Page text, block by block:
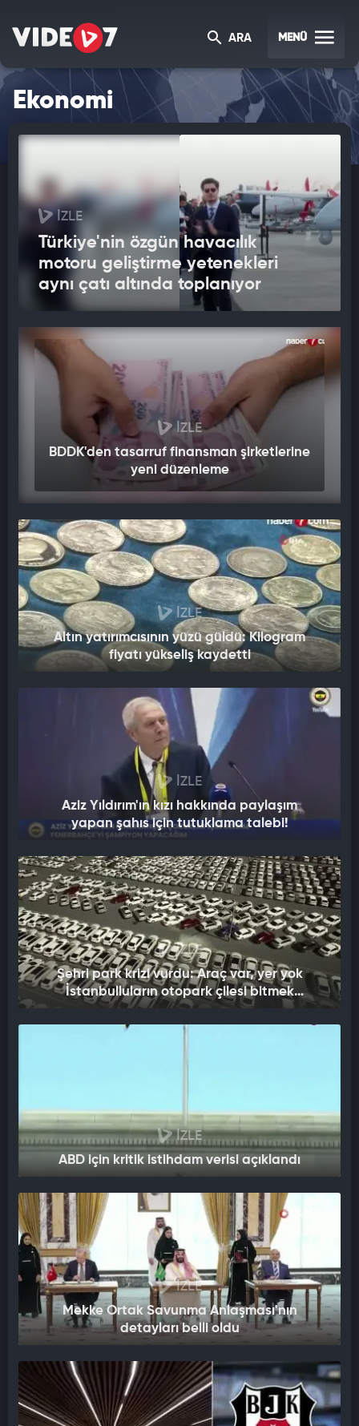
ARA MENÜ
Ekonomi
İZLE
Türkiye'nin özgün havacılık
motoru geliştirme yetenekleri
aynı çatı altında toplanıyor
İZLE
BDDK'den tasarruf finansman şirketlerine
yeni düzenleme
İZLE
Altın yatırımcısının yüzü güldü: Kilogram
fiyatı yükseliş kaydetti
İZLE
Aziz Yıldırım'ın kızı hakkında paylaşım
yapan şahıs için tutuklama talebi!
İZLE
Şehri park krizi vurdu: Araç var, yer yok
İstanbulluların otopark çilesi bitmek
bilmiyor
İZLE
ABD için kritik istihdam verisi açıklandı
İZLE
Mekke Ortak Savunma Anlaşması'nın
detayları belli oldu